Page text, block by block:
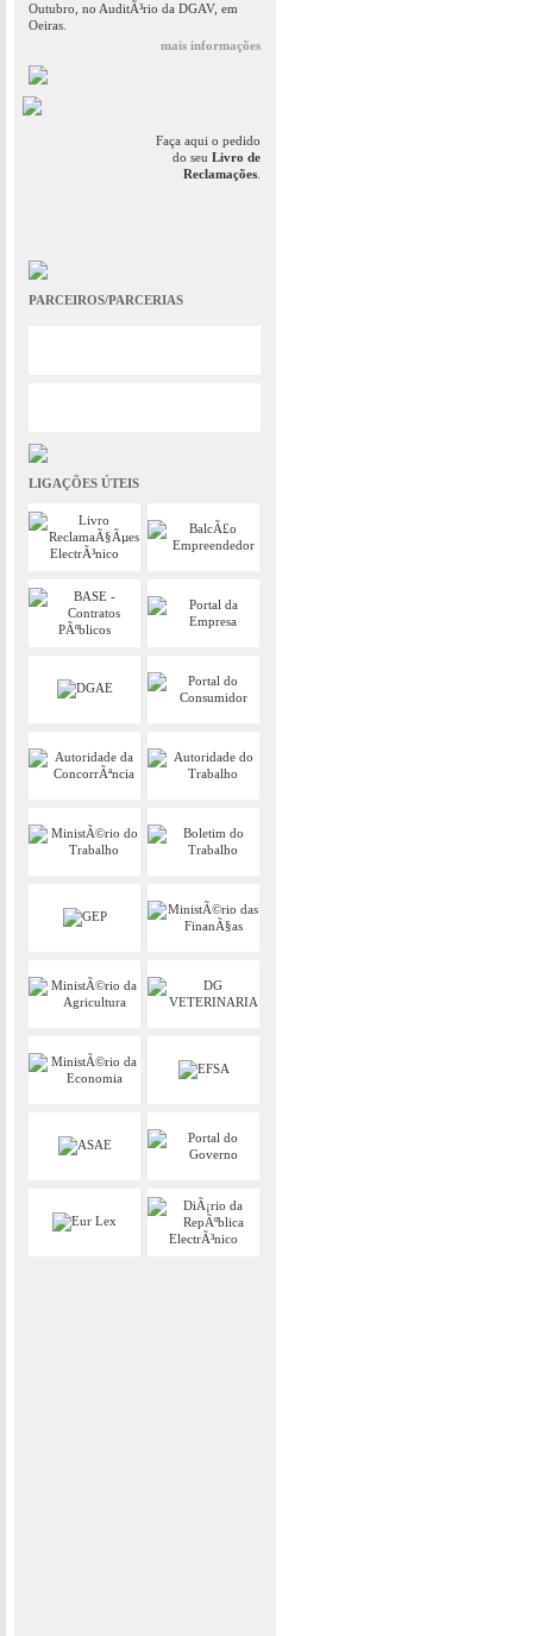
Outubro, no AuditÃ³rio da DGAV, em
Oeiras.
mais informações
Faça aqui o pedido
do seu Livro de
Reclamações
PARCEIROS/PARCERIAS
LIGAÇÕES ÚTEIS